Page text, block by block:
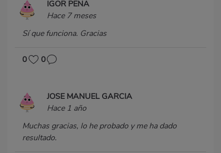
IGOR PENA
Hace 7 meses
Sí que funciona. Gracias
0 0
JOSE MANUEL GARCIA
Hace 1 año
Muchas gracias, lo he probado y me ha dado
resultado.